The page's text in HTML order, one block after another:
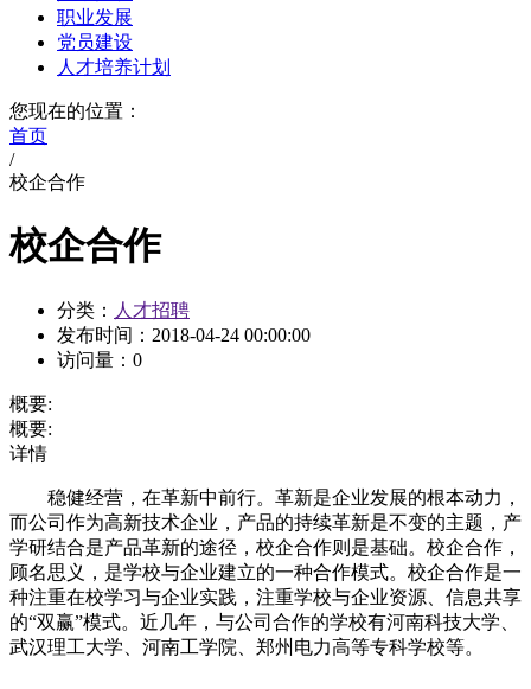
职业发展
党员建设
人才培养计划
您现在的位置：
首页
/
校企合作
校企合作
分类： 人才招聘
发布时间： 2018-04-24 00:00:00
访问量： 0
概要:
概要:
详情
稳健经营，在革新中前行。革新是企业发展的根本动力，
而公司作为高新技术企业，产品的持续革新是不变的主题，产
学研结合是产品革新的途径，校企合作则是基础。校企合作，
顾名思义，是学校与企业建立的一种合作模式。校企合作是一
种注重在校学习与企业实践，注重学校与企业资源、信息共享
的“双赢”模式。近几年，与公司合作的学校有河南科技大学、
武汉理工大学、河南工学院、郑州电力高等专科学校等。